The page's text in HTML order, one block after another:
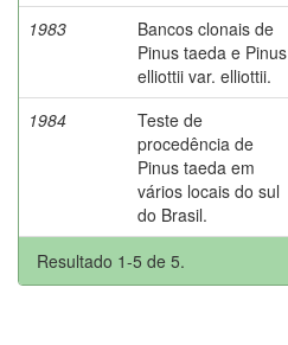
1983
Bancos clonais de
Pinus taeda e Pinus
elliottii var. elliottii.
1984
Teste de
procedência de
Pinus taeda em
vários locais do sul
do Brasil.
Resultado 1-5 de 5.